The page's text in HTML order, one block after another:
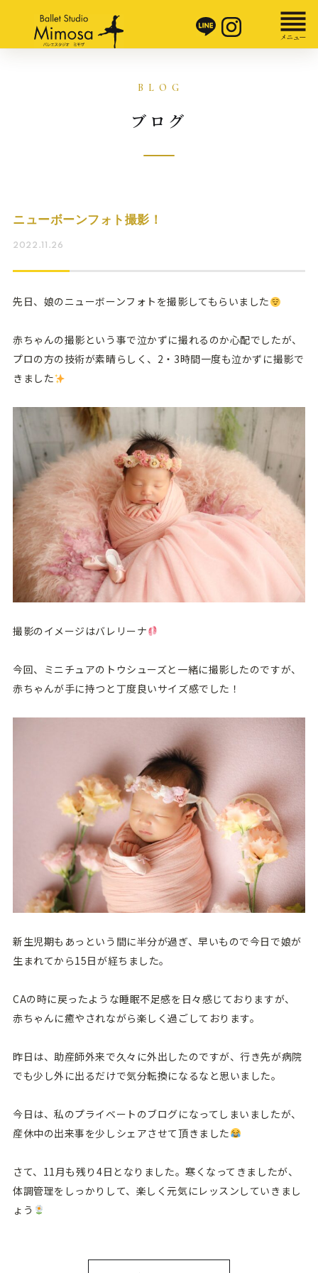
ブログ
ニューボーンフォト撮影！
2022.11.26
先日、娘のニューボーンフォトを撮影してもらいました
赤ちゃんの撮影という事で泣かずに撮れるのか心配でしたが、
プロの方の技術が素晴らしく、2・3時間一度も泣かずに撮影で
きました
撮影のイメージはバレリーナ
今回、ミニチュアのトウシューズと一緒に撮影したのですが、
赤ちゃんが手に持つと丁度良いサイズ感でした！
新生児期もあっという間に半分が過ぎ、早いもので今日で娘が
生まれてから15日が経ちました。
CAの時に戻ったような睡眠不足感を日々感じておりますが、
赤ちゃんに癒やされながら楽しく過ごしております。
昨日は、助産師外来で久々に外出したのですが、行き先が病院
でも少し外に出るだけで気分転換になるなと思いました。
今日は、私のプライベートのブログになってしまいましたが、
産休中の出来事を少しシェアさせて頂きました
さて、11月も残り4日となりました。寒くなってきましたが、
体調管理をしっかりして、楽しく元気にレッスンしていきまし
ょう